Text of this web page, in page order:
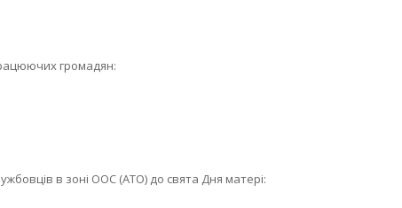
громадян:
в зоні ООС (АТО) до свята Дня матері: